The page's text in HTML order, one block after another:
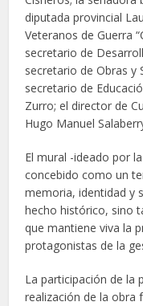
diputada provincial
Veteranos de Guerra
secretario de
secretario de Obras y
secretario de
Zurro; el director de
Hugo Manuel
El mural -ideado por
concebido como un
memoria, identidad y
hecho histórico, sino
que mantiene viva la
protagonistas de la
La participación de la
realización de la obra